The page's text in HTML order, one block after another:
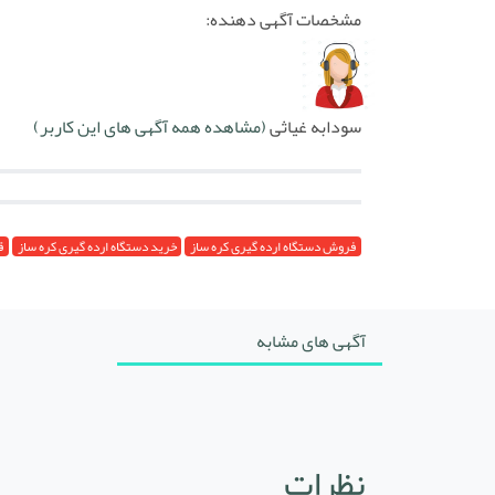
مشخصات آگهی دهنده:
سودابه غیاثی(مشاهده همه آگهی های این کاربر)
فروش دستگاه ارده گیری کره ساز خرید دستگاه ارده گیری کره ساز
آگهی های مشابه